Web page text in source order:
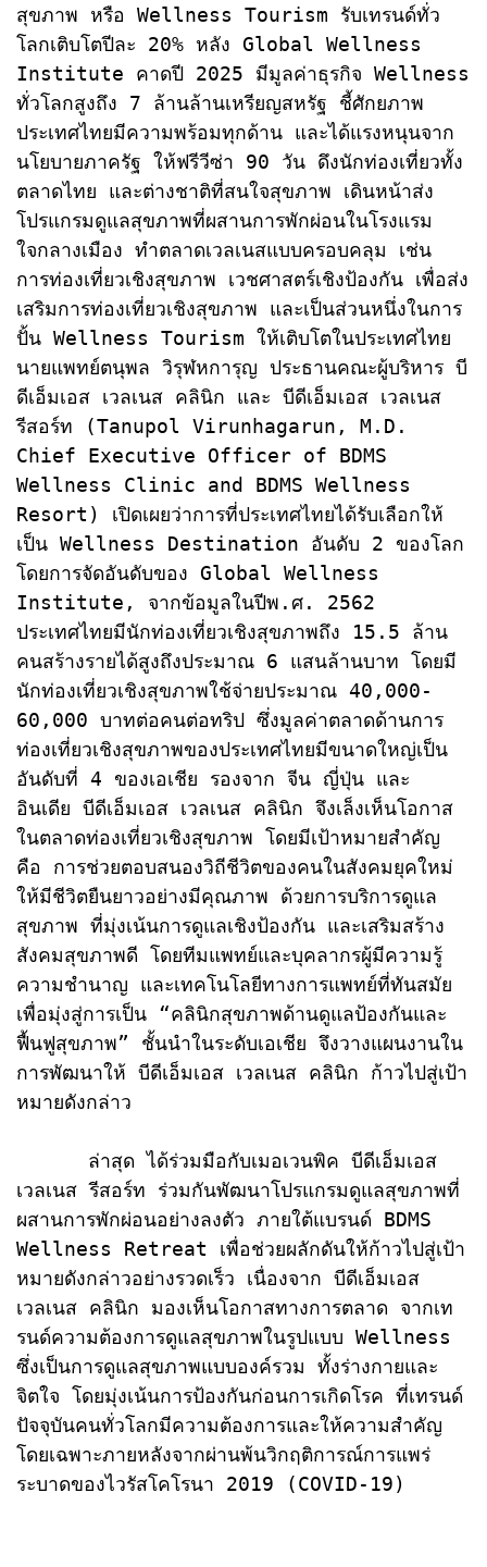
สุขภาพ หรือ Wellness Tourism รับเทรนด์ทั่ว
โลกเติบโตปีละ 20% หลัง Global Wellness
Institute คาดปี 2025 มีมูลค่าธุรกิจ Wellness
ทั่วโลกสูงถึง 7 ล้านล้านเหรียญสหรัฐ ชี้ศักยภาพ
ประเทศไทยมีความพร้อมทุกด้าน และได้แรงหนุนจาก
นโยบายภาครัฐ ให้ฟรีวีซ่า 90 วัน ดึงนักท่องเที่ยวทั้ง
ตลาดไทย และต่างชาติที่สนใจสุขภาพ เดินหน้าส่ง
โปรแกรมดูแลสุขภาพที่ผสานการพักผ่อนในโรงแรม
ใจกลางเมือง ทำตลาดเวลเนสแบบครอบคลุม เช่น
การท่องเที่ยวเชิงสุขภาพ เวชศาสตร์เชิงป้องกัน เพื่อส่ง
เสริมการท่องเที่ยวเชิงสุขภาพ และเป็นส่วนหนึ่งในการ
ปั้น Wellness Tourism ให้เติบโตในประเทศไทย
นายแพทย์ตนุพล วิรุฬหการุญ ประธานคณะผู้บริหาร บี
ดีเอ็มเอส เวลเนส คลินิก และ บีดีเอ็มเอส เวลเนส
รีสอร์ท (Tanupol Virunhagarun, M.D.
Chief Executive Officer of BDMS
Wellness Clinic and BDMS Wellness
Resort) เปิดเผยว่าการที่ประเทศไทยได้รับเลือกให้
เป็น Wellness Destination อันดับ 2 ของโลก
โดยการจัดอันดับของ Global Wellness
Institute, จากข้อมูลในปีพ.ศ. 2562
ประเทศไทยมีนักท่องเที่ยวเชิงสุขภาพถึง 15.5 ล้าน
คนสร้างรายได้สูงถึงประมาณ 6 แสนล้านบาท โดยมี
นักท่องเที่ยวเชิงสุขภาพใช้จ่ายประมาณ 40,000-
60,000 บาทต่อคนต่อทริป ซึ่งมูลค่าตลาดด้านการ
ท่องเที่ยวเชิงสุขภาพของประเทศไทยมีขนาดใหญ่เป็น
อันดับที่ 4 ของเอเชีย รองจาก จีน ญี่ปุ่น และ
อินเดีย บีดีเอ็มเอส เวลเนส คลินิก จึงเล็งเห็นโอกาส
ในตลาดท่องเที่ยวเชิงสุขภาพ โดยมีเป้าหมายสำคัญ
คือ การช่วยตอบสนองวิถีชีวิตของคนในสังคมยุคใหม่
ให้มีชีวิตยืนยาวอย่างมีคุณภาพ ด้วยการบริการดูแล
สุขภาพ ที่มุ่งเน้นการดูแลเชิงป้องกัน และเสริมสร้าง
สังคมสุขภาพดี โดยทีมแพทย์และบุคลากรผู้มีความรู้
ความชำนาญ และเทคโนโลยีทางการแพทย์ที่ทันสมัย
เพื่อมุ่งสู่การเป็น “คลินิกสุขภาพด้านดูแลป้องกันและ
ฟื้นฟูสุขภาพ” ชั้นนำในระดับเอเชีย จึงวางแผนงานใน
การพัฒนาให้ บีดีเอ็มเอส เวลเนส คลินิก ก้าวไปสู่เป้า
หมายดังกล่าว
เวลเนส รีสอร์ท ร่วมกันพัฒนาโปรแกรมดูแลสุขภาพที่
ผสานการพักผ่อนอย่างลงตัว ภายใต้แบรนด์ BDMS
Wellness Retreat เพื่อช่วยผลักดันให้ก้าวไปสู่เป้า
หมายดังกล่าวอย่างรวดเร็ว เนื่องจาก บีดีเอ็มเอส
เวลเนส คลินิก มองเห็นโอกาสทางการตลาด จากเท
รนด์ความต้องการดูแลสุขภาพในรูปแบบ Wellness
ซึ่งเป็นการดูแลสุขภาพแบบองค์รวม ทั้งร่างกายและ
จิตใจ โดยมุ่งเน้นการป้องกันก่อนการเกิดโรค ที่เทรนด์
ปัจจุบันคนทั่วโลกมีความต้องการและให้ความสำคัญ
โดยเฉพาะภายหลังจากผ่านพ้นวิกฤติการณ์การแพร่
ระบาดของไวรัสโคโรนา 2019 (COVID-19)